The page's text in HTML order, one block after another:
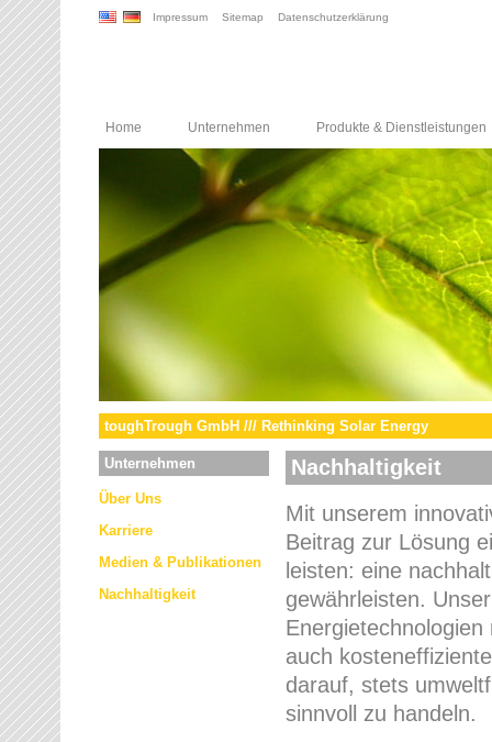
Impressum Sitemap Datenschutzerklärung
Home Unternehmen Produkte & Dienstleistungen
toughTrough GmbH /// Rethinking Solar Energy
Unternehmen
Über Uns
Karriere
Medien & Publikationen
Nachhaltigkeit
Nachhaltigkeit
Mit unserem
Beitrag zur Lösung
leisten: eine
gewährleisten.
auch
darauf, stets
sinnvoll zu handeln.